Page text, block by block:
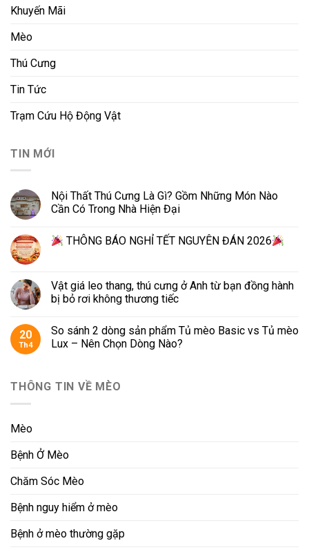
Khuyến Mãi
Mèo
Thú Cưng
Tin Tức
Trạm Cứu Hộ Động Vật
TIN MỚI
Nội Thất Thú Cưng Là Gì? Gồm Những Món Nào
Cần Có Trong Nhà Hiện Đại
THÔNG BÁO NGHỈ TẾT NGUYÊN ĐÁN 2026
Vật giá leo thang, thú cưng ở Anh từ bạn đồng hành
bị bỏ rơi không thương tiếc
20
Th4
So sánh 2 dòng sản phẩm Tủ mèo Basic vs Tủ mèo
Lux – Nên Chọn Dòng Nào?
THÔNG TIN VỀ MÈO
Mèo
Bệnh Ở Mèo
Chăm Sóc Mèo
Bệnh nguy hiểm ở mèo
Bệnh ở mèo thường gặp